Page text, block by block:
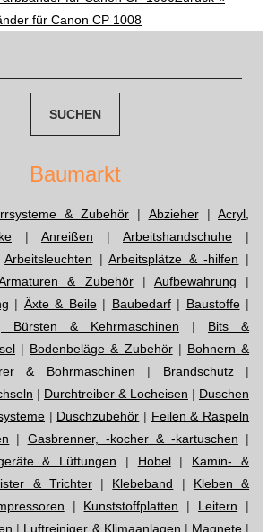
für Canon CP 1008
Baumarkt
& Zubehör | Abzieher| Acryl,
| Anreißen | Arbeitshandschuhe |
Arbeitsleuchten |Arbeitsplätze & -hilfen |
& Zubehör| Aufbewahrung |
| Äxte & Beile| Baubedarf| Baustoffe|
Bürsten & Kehrmaschinen | Bits &
| Bodenbeläge & Zubehör| Bohnern &
& Bohrmaschinen | Brandschutz|
| Durchtreiber & Locheisen | Duschen
| Duschzubehör | Feilen & Raspeln
| Gasbrenner, -kocher & -kartuschen |
& Lüftungen | Hobel| Kamin- &
& Trichter| Klebeband | Kleben &
| Kunststoffplatten | Leitern |
| Luftreiniger & Klimaanlagen | Magnete|